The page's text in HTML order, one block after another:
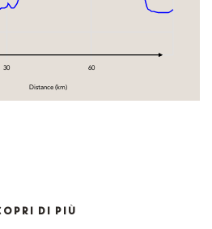
30 60
Distance (km)
DI PIÙ